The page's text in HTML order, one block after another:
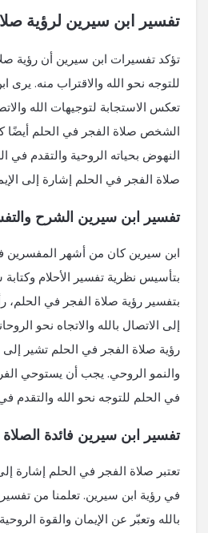
تفسير ابن سيرين لرؤية
تؤكد تفسيرات ابن سيرين أن رؤية
للتوجه نحو الله والاقتراب منه. يرى
تعكس الاستجابة لتوجيهات الله
الشخص صلاة الفجر في الحلم أيضًا
النهوض بحياته الروحية والتقدم في
صلاة الفجر في الحلم إشارة إلى
تفسير ابن سيرين الشرح
ابن سيرين كان من أشهر المفسرين
بتأسيس نظرية تفسير الأحلام
بتفسير رؤية صلاة الفجر في الحلم،
إلى الاتصال بالله والاتجاه نحو
رؤية صلاة الفجر في الحلم تشير إلى
والنمو الروحي. يجب أن يستوحي
في الحلم للتوجه نحو الله والتقدم
تفسير ابن سيرين فائدة الصلاة
تعتبر صلاة الفجر في الحلم إشارة
في رؤية ابن سيرين. تعلمنا من
بالله وتعبّر عن الإيمان والقوة